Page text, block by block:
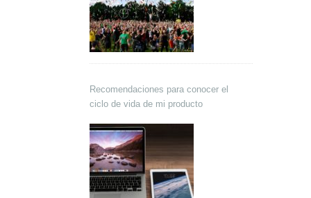
Recomendaciones para conocer el
ciclo de vida de mi producto